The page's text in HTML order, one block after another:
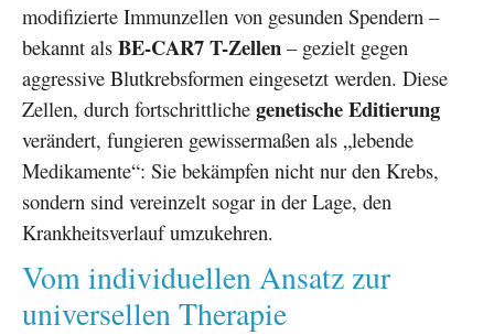
modifizierte Immunzellen von gesunden Spendern –
bekannt als BE-CAR7 T-Zellen – gezielt gegen
aggressive Blutkrebsformen eingesetzt werden. Diese
Zellen, durch fortschrittliche genetische Editierung
verändert, fungieren gewissermaßen als „lebende
Medikamente“: Sie bekämpfen nicht nur den Krebs,
sondern sind vereinzelt sogar in der Lage, den
Krankheitsverlauf umzukehren.
Vom individuellen Ansatz zur
universellen Therapie